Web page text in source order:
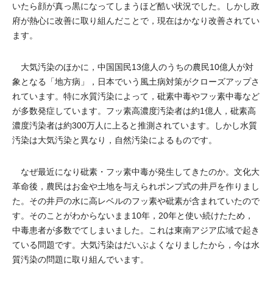
いたら顔が真っ黒になってしまうほど酷い状況でした。しかし政
府が熱心に改善に取り組んだことで，現在はかなり改善されてい
ます。
大気汚染のほかに，中国国民13億人のうちの農民10億人が対
象となる「地方病」，日本でいう風土病対策がクローズアップさ
れています。特に水質汚染によって，砒素中毒やフッ素中毒など
が多数発症しています。フッ素高濃度汚染者は約1億人，砒素高
濃度汚染者は約300万人に上ると推測されています。しかし水質
汚染は大気汚染と異なり，自然汚染によるものです。
なぜ最近になり砒素・フッ素中毒が発生してきたのか。文化大
革命後，農民はお金や土地を与えられポンプ式の井戸を作りまし
た。その井戸の水に高レベルのフッ素や砒素が含まれていたので
す。そのことがわからないまま10年，20年と使い続けたため，
中毒患者が多数でてしまいました。これは東南アジア広域で起き
ている問題です。大気汚染はだいぶよくなりましたから，今は水
質汚染の問題に取り組んでいます。